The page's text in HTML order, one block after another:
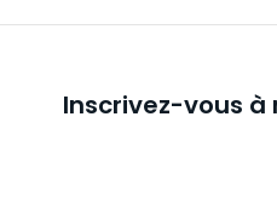
Inscrivez-vous